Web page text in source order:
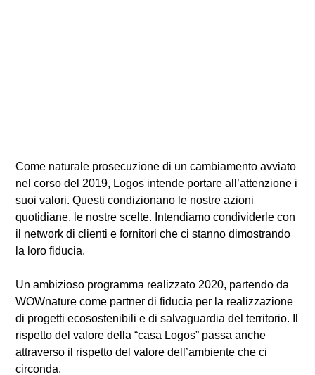
Come naturale prosecuzione di un cambiamento avviato
nel corso del 2019, Logos intende portare all’attenzione i
suoi valori. Questi condizionano le nostre azioni
quotidiane, le nostre scelte. Intendiamo condividerle con
il network di clienti e fornitori che ci stanno dimostrando
la loro fiducia.
Un ambizioso programma realizzato 2020, partendo da
WOWnature come partner di fiducia per la realizzazione
di progetti ecosostenibili e di salvaguardia del territorio. Il
rispetto del valore della “casa Logos” passa anche
attraverso il rispetto del valore dell’ambiente che ci
circonda.